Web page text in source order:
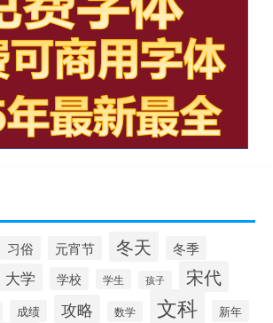
习俗 元宵节 冬天
冬季
大学 学校 学生 孩子 宋代
成绩 攻略 数学 文科
新年